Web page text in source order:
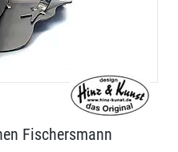
Fischersmann